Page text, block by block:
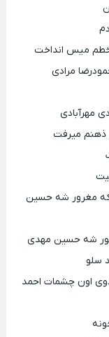
خطم میس انداخت
مرادی
مهرآبادی
ذهنم میرفت
مغرور شه حسین
شه حسین مهدی
سلو
اون چشمات احمد